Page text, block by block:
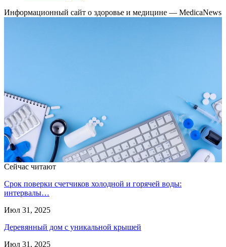
Информационный сайт о здоровье и медицине — MedicaNews
Сейчас читают
Срок поверки счетчиков холодной и горячей воды:
интервалы…
Июл 31, 2025
Деревянный дом с уникальной крышей
Июл 31, 2025